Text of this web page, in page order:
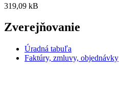
319,09 kB
Zverejňovanie
Úradná tabuľa
Faktúry, zmluvy, objednávky